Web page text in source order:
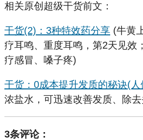
相关原创超级干货前文：
干货(2)：3种特效药分享(牛黄
疗耳鸣、重度耳鸣，第2天见效
疗感冒、嗓子疼)
干货：0成本提升发质的秘诀(人
浓盐水，可迅速改善发质、除
3条评论：